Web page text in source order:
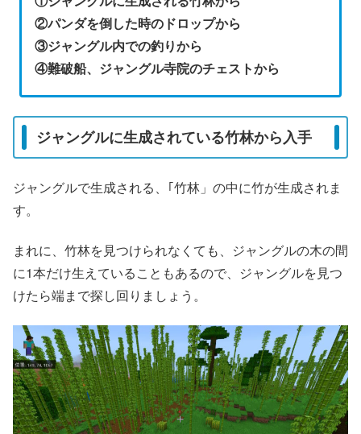
②パンダを倒した時のドロップから
③ジャングル内での釣りから
④難破船、ジャングル寺院のチェストから
ジャングルに生成されている竹林から入手
ジャングルで生成される、｢竹林」の中に竹が生成されま
す。
まれに、竹林を見つけられなくても、ジャングルの木の間
に1本だけ生えていることもあるので、ジャングルを見つ
けたら端まで探し回りましょう。